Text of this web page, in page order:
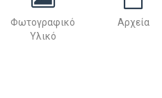
Φωτογραφικό
Υλικό
Αρχεία